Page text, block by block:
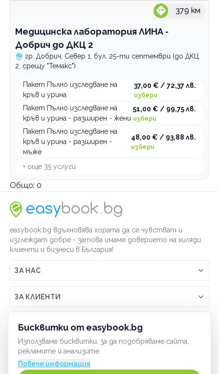
Бисквитки от easybook.bg
Използваме бисквитки, за да подобряваме сайта,
рекламите и анализите.
Повече информация
379 км
Медицинска лаборатория ЛИНА -
Добрич до ДКЦ 2
гр. Добрич, Север 1, бул. 25-ти септември (до ДКЦ
2, срещу "Темакс")
Пакет Пълно изследване на
кръв и урина
37,00 € / 72,37 лв.
избери
Пакет Пълно изследване на
кръв и урина - разширен - жени
51,00 € / 99,75 лв.
избери
Пакет Пълно изследване на
кръв и урина - разширен -
мъже
48,00 € / 93,88 лв.
избери
+ още 35 услуги
Общо: 0
easybook.bg вдъхновява хората да се чувстват и
изглеждат добре - затова имаме доверието на хиляди
клиенти и бизнеси в България!
ЗА НАС
Връзка с easybook.bg
Как работи easybook
Често задавани въпроси
ЗА КЛИЕНТИ
Условия за ползване
GDPR политика
ЗА ТЪРГОВЦИ
Включи бизнеса си
Управлявай ефективно с easybook
ОБЩИ
Бисквитки